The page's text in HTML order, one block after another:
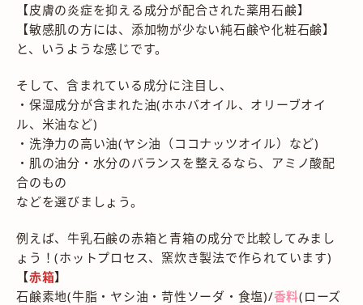
【皮膚の炎症を抑える成分が配合された薬用石鹸】
【敏感肌の方には、添加物が少ない純石鹸や化粧石鹸】
と、いうような感じです。
そして、含まれている成分に注目し、
・保湿成分が含まれた油(ホホバオイル、オリーブオイ
ル、米油など)
・洗浄力の高い油(ヤシ油（ココナッツオイル）など)
・肌の油分・水分のバランスを整えるなら、アミノ酸配
合のもの
などを選びましょう。
例えば、牛乳石鹸の赤箱と青箱の成分で比較してみまし
ょう！(ホットプロセス、窯炊き製法で作られています)
【赤箱】
石鹸素地(牛脂・ヤシ油・苛性ソーダ・食塩)/香料(ローズ